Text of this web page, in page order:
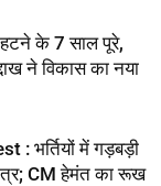
के 7 साल पूरे,
ने विकास का नया
भर्तियों में गड़बड़ी
CM हेमंत का रूख